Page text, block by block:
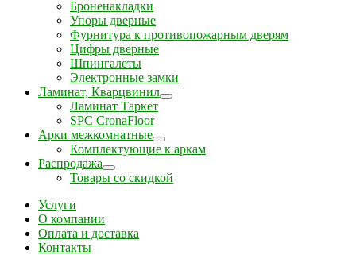
Броненакладки
Упоры дверные
Фурнитура к противопожарным дверям
Цифры дверные
Шпингалеты
Электронные замки
Ламинат, Кварцвинил
Ламинат Таркет
SPC CronaFloor
Арки межкомнатные
Комплектующие к аркам
Распродажа
Товары со скидкой
Услуги
О компании
Оплата и доставка
Контакты